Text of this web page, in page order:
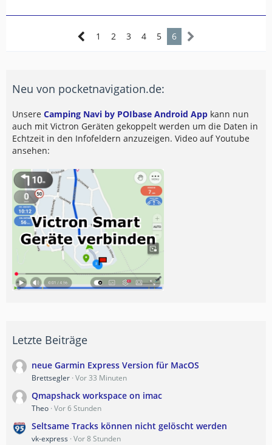
1 2 3 4 5 6
Neu von pocketnavigation.de:
Unsere Camping Navi by POIbase Android App kann nun
auch mit Victron Geräten gekoppelt werden um die Daten in
Echtzeit in den Infofeldern anzuzeigen. Video auf Youtube
ansehen:
Letzte Beiträge
neue Garmin Express Version für MacOS
Brettsegler Vor 33 Minuten
Qmapshack workspace on imac
Theo Vor 6 Stunden
Seltsame Tracks können nicht gelöscht werden
vk-express Vor 8 Stunden